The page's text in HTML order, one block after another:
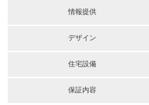
情報提供
デザイン
住宅設備
保証内容